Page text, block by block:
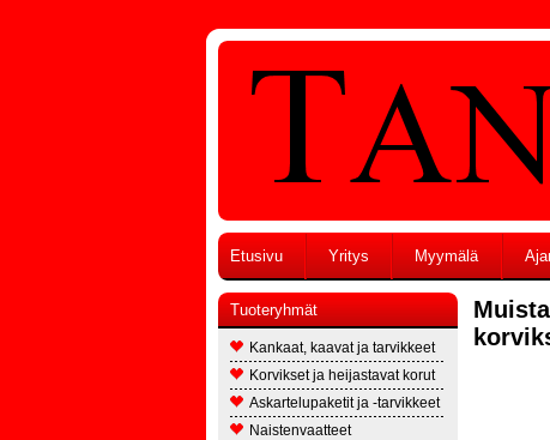
Etusivu Yritys Myymälä
Tuoteryhmät
Kankaat, kaavat ja tarvikkeet
Korvikset ja heijastavat korut
Askartelupaketit ja -tarvikkeet
Naistenvaatteet